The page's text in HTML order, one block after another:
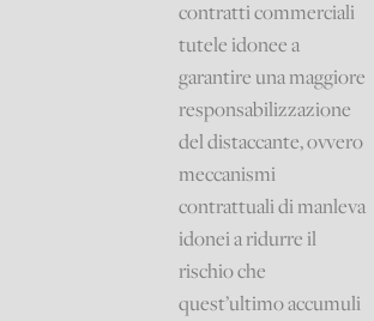
contratti commerciali
tutele idonee a
garantire una maggiore
responsabilizzazione
del distaccante, ovvero
meccanismi
contrattuali di manleva
idonei a ridurre il
rischio che
quest’ultimo accumuli